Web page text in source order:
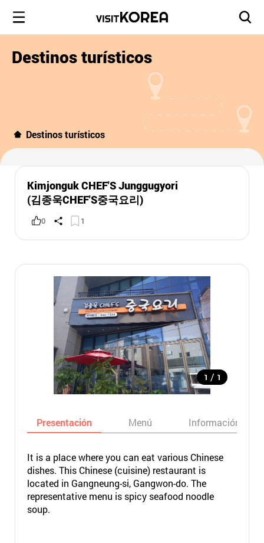
Destinos turísticos
Destinos turísticos
Kimjonguk CHEF'S Junggugyori
(김종욱CHEF'S중국요리)
0 1
1 / 1
Presentación Menú Información
It is a place where you can eat various Chinese
dishes. This Chinese (cuisine) restaurant is
located in Gangneung-si, Gangwon-do. The
representative menu is spicy seafood noodle
soup.